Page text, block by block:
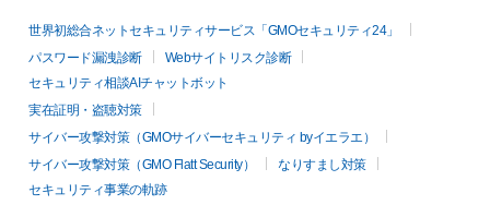
世界初総合ネットセキュリティサービス「GMOセキュリティ24」
パスワード漏洩診断
Webサイトリスク診断
セキュリティ相談AIチャットボット
実在証明・盗聴対策
サイバー攻撃対策（GMOサイバーセキュリティ byイエラエ）
サイバー攻撃対策（GMO Flatt Security）
なりすまし対策
セキュリティ事業の軌跡